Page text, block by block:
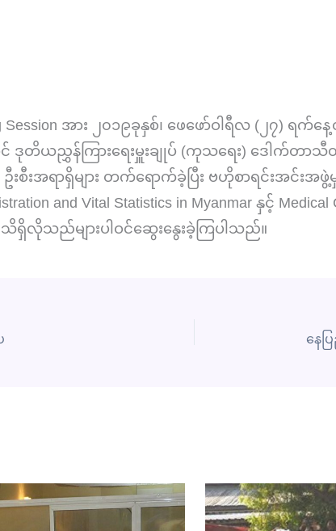
Session အား ၂၀၁၉ခုနှစ်၊ ဖေဖော်ဝါရီလ (၂၇) ရ
ဒုတိယညွှန်ကြားရေးမှူးချုပ် (ကုသရေး) ဒေါက်တာသီတာ
ဦးစီးအရာရှိများ တက်ရောက်ခဲ့ပြီး ဗဟိုစာရင်းအင်းအဖွဲ့
and Vital Statistics in Myanmar နှင့်
ရှိလိုသည်များပါဝင်ဆွေးနွေးခဲ့ကြပါသည်။